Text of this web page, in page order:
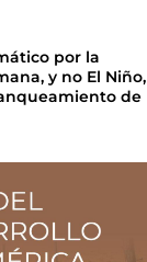
por la
y no El Niño,
de